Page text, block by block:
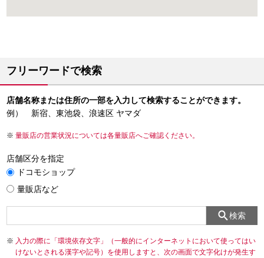
フリーワードで検索
店舗名称または住所の一部を入力して検索することができます。
例） 新宿、東池袋、浪速区 ヤマダ
量販店の営業状況については各量販店へご確認ください。
店舗区分を指定
ドコモショップ
量販店など
検索
入力の際に「環境依存文字」（一般的にインターネットにおいて使ってはい
けないとされる漢字や記号）を使用しますと、次の画面で文字化けが発生す